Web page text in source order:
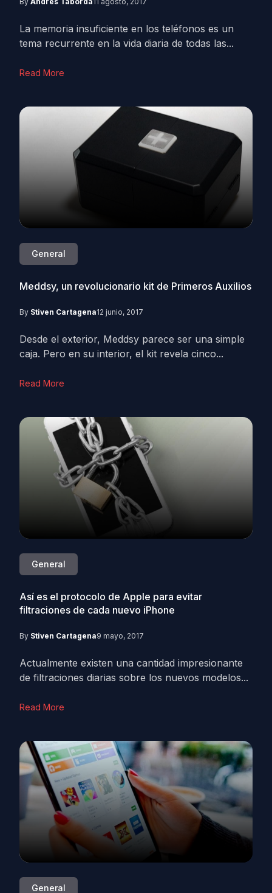
La memoria insuficiente en los teléfonos es un
tema recurrente en la vida diaria de todas las...
Read More
General
Meddsy, un revolucionario kit de Primeros Auxilios
By Stiven Cartagena12 junio, 2017
Desde el exterior, Meddsy parece ser una simple
caja. Pero en su interior, el kit revela cinco...
Read More
General
Así es el protocolo de Apple para evitar
filtraciones de cada nuevo iPhone
By Stiven Cartagena9 mayo, 2017
Actualmente existen una cantidad impresionante
de filtraciones diarias sobre los nuevos modelos...
Read More
General